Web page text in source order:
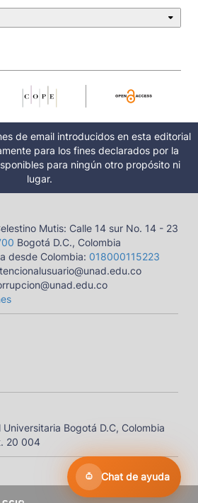
de email introducidos en esta editorial
para los fines declarados por la
para ningún otro propósito ni
lugar.
Mutis: Calle 14 sur No. 14 - 23
Bogotá D.C., Colombia
desde Colombia: 018000115223
Bogotá D.C, Colombia
20 004
Chat de ayuda